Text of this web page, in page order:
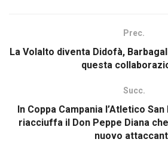
Prec.
La Volalto diventa Didofà,
questa
Succ.
In Coppa Campania l’Atletico
riacciuffa il Don Peppe Diana
nuovo